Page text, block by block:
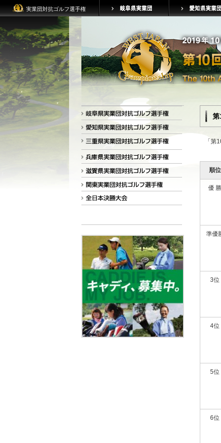
実業団対抗ゴルフ選手権
「
順位
優 勝
準優
3位
4位
5位
6位